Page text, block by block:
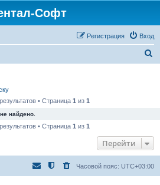
Софт
Вход
Регистрация
• Страница 1 из 1
найдено.
• Страница 1 из 1
Перейти
Часовой пояс: UTC+03:00